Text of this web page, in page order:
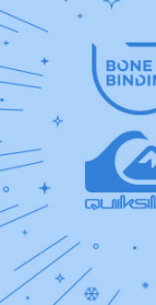
school, funk e
Fügen).Due
stimolanti,
divertimento e